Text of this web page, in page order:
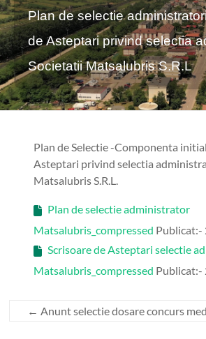
Plan de selectie
de Asteptari privind selectia
Societatii Matsalubris S.R.L
Plan de Selectie -Componenta
Asteptari privind selectia
Matsalubris S.R.L.
Plan de selectie administrator
Matsalubris_compressed Publicat:-
Scrisoare de Asteptari selectie
Matsalubris_compressed Publicat:-
← Anunt selectie dosare concurs